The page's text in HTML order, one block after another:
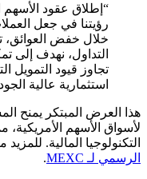
“إطلاق عقود الأسهم
رؤيتنا في جعل
خلال خفض العوائق،
التداول، نهدف إلى
تجاوز قيود التمويل
استثمارية عالية
هذا العرض المبتكر يمنح
التكنولوجيا المالية.
الرسمي لـ MEXC
.